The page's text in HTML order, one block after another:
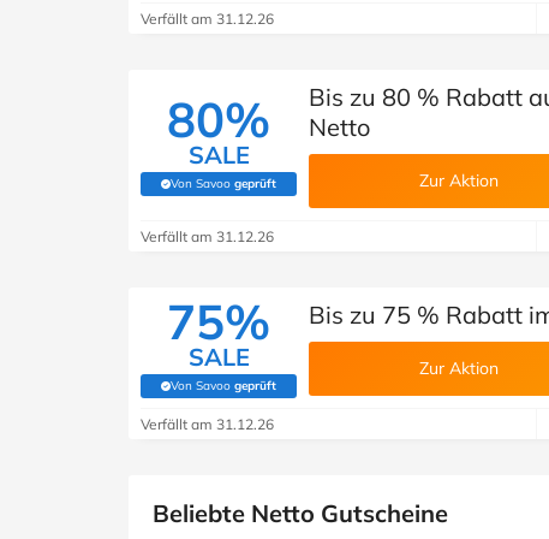
Verfällt am 31.12.26
80%
SALE
Von Savoo geprüft
(Von Savoo geprüft)
Bis zu 80 % Rabatt
Netto
Zur Aktion
Verfällt am 31.12.26
75%
SALE
Von Savoo geprüft
(Von Savoo geprüft)
Bis zu 75 % Rabatt
Zur Aktion
Verfällt am 31.12.26
Beliebte Netto Gutscheine